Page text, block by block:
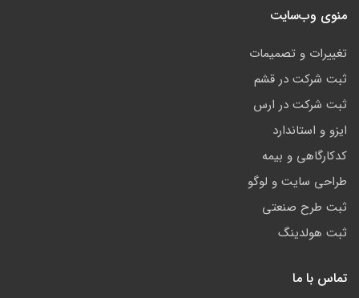
منوی وب‌سایت
تغییرات و تصمیمات
ثبت شرکت در قشم
ثبت شرکت در ارس
ایزو و استاندارد
کدکارگاهی و بیمه
طراحی سایت و لوگو
ثبت طرح صنعتی
ثبت هولدینگ
تماس با ما